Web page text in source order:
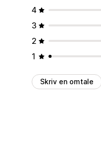
4
3
2
1
Skriv en omtale